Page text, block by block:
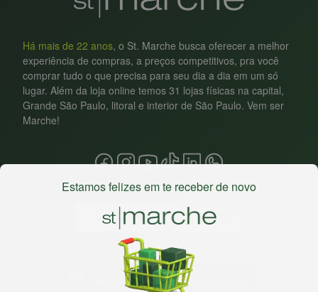
Há mais de 22 anos, o St. Marche busca oferecer a melhor
experiência de compras, a preços competitivos, pra você
comprar tudo o que precisa para seu dia a dia em um só
lugar. Além da loja online temos 31 lojas físicas na capital,
Grande São Paulo, litoral e interior de São Paulo. Vem ser
Marche!
Baixe nosso app
Estamos felizes em te receber de novo